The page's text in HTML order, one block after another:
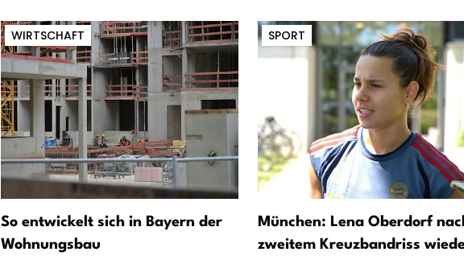
WIRTSCHAFT
So entwickelt sich in Bayern der
Wohnungsbau
SPORT
München: Lena Oberdorf
zweitem Kreuzbandriss